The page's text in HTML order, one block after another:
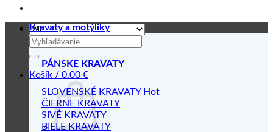
Hľadať:
Košík / 0.00 €
Kravaty a motýliky
PÁNSKE KRAVATY
SLOVENSKÉ KRAVATY
ČIERNE KRAVATY
SIVÉ KRAVATY
BIELE KRAVATY